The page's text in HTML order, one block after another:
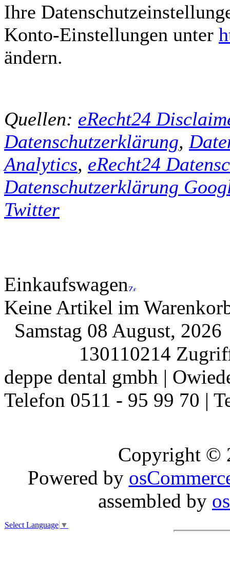
Ihre
Konto-Einstellungen unter
ändern.
Quellen: eRecht24
Datenschutzerklärung,
Analytics, eRecht24
Datenschutzerklärung
Twitter
Einkaufswagen
Keine Artikel im
Samstag 08 August,
130110214
deppe dental gmbh |
Telefon 0511 - 95 99 70 |
Copyright ©
Powered by
assembled by
Select Language ▼